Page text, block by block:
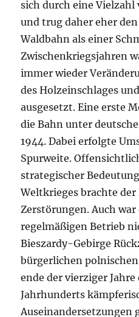
sich durch eine Vielzahl
und trug daher eher
Waldbahn als einer
Zwischenkriegsjahren
immer wieder
des Holzeinschlages
ausgesetzt. Eine erste
die Bahn unter
1944. Dabei erfolgte
Spurweite.
strategischer
Weltkrieges brachte der
Zerstörungen. Auch
regelmäßigen Betrieb
Bieszardy-Gebirge
bürgerlichen
ende der vierziger Jahre
Jahrhunderts
Auseinandersetzungen